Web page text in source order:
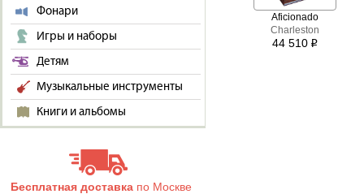
Фонари
Игры и наборы
Детям
Музыкальные инструменты
Книги и альбомы
Бесплатная доставкапо Москве
Aficionado
Charleston
44 510 i